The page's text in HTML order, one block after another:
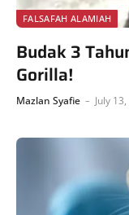
FALSAFAH ALAMIAH
Budak 3
Gorilla!
Mazlan Syafie July